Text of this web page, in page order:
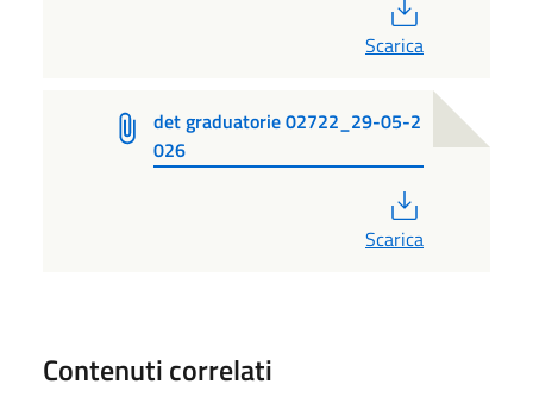
Scarica
det graduatorie 02722_29-05-2
026
Scarica
Contenuti correlati